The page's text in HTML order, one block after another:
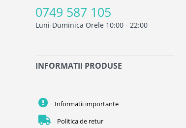
0749 587 105
Luni-Duminica Orele 10:00 - 22:00
INFORMATII PRODUSE
Informatii importante
Politica de retur